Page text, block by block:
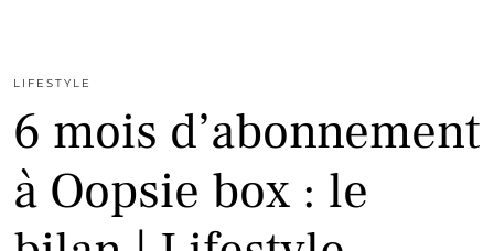
LIFESTYLE
6 mois d’abonnement
à Oopsie box : le